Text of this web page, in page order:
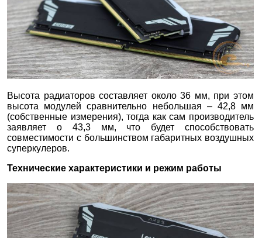
Высота радиаторов составляет около 36 мм, при этом
высота модулей сравнительно небольшая – 42,8 мм
(собственные измерения), тогда как сам производитель
заявляет о 43,3 мм, что будет способствовать
совместимости с большинством габаритных воздушных
суперкулеров.
Технические характеристики и режим работы